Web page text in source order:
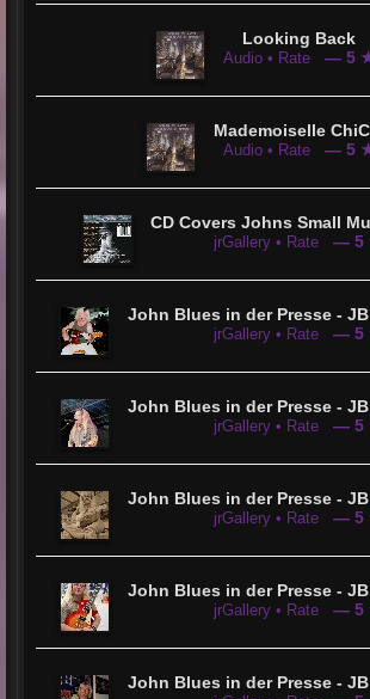
Looking Back
Audio • Rate — 5
Mademoiselle
Audio • Rate — 5
CD Covers Johns Small
jrGallery • Rate — 5
John Blues in der Presse -
jrGallery • Rate — 5
John Blues in der Presse -
jrGallery • Rate — 5
John Blues in der Presse -
jrGallery • Rate — 5
John Blues in der Presse -
jrGallery • Rate — 5
John Blues in der Presse -